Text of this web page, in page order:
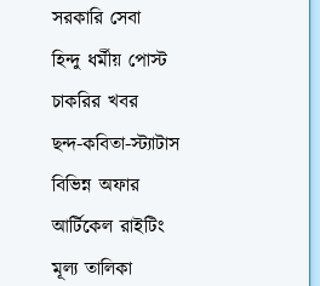
সরকারি সেবা
হিন্দু ধর্মীয় পোস্ট
চাকরির খবর
ছন্দ-কবিতা-স্ট্যাটাস
বিভিন্ন অফার
আর্টিকেল রাইটিং
মূল্য তালিকা